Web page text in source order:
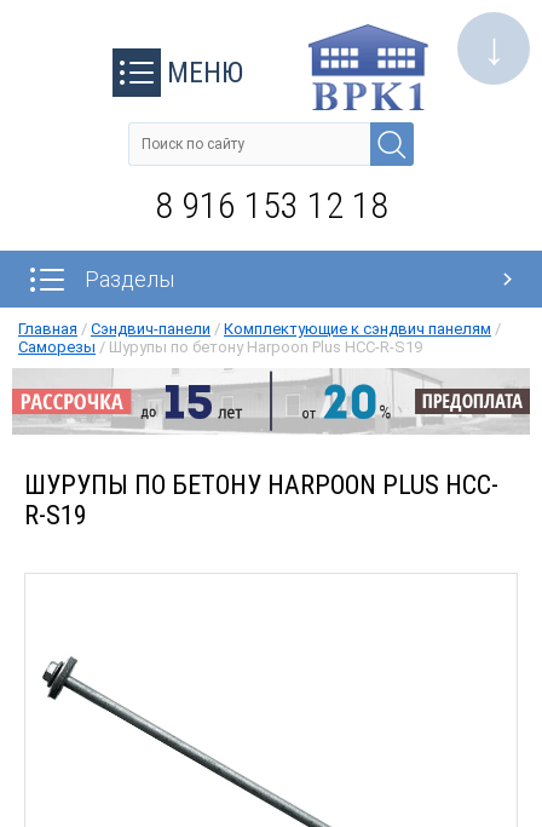
↓
МЕНЮ
8 916 153 12 18
Разделы
Главная / Сэндвич-панели / Комплектующие к сэндвич панелям /
Саморезы / Шурупы по бетону Harpoon Plus HCC-R-S19
ШУРУПЫ ПО БЕТОНУ HARPOON PLUS HCC-
R-S19